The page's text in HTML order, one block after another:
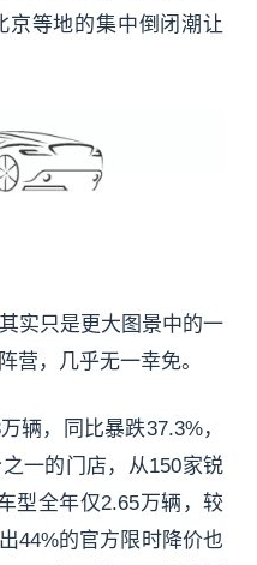
京等地的集中倒闭潮让
实只是更大图景中的一
营，几乎无一幸免。
辆，同比暴跌37.3%，
一的门店，从150家锐
型全年仅2.65万辆，较
44%的官方限时降价也